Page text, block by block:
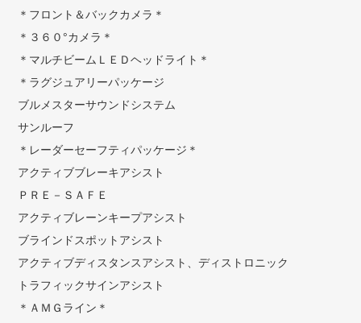
＊フロント＆バックカメラ＊
＊３６０°カメラ＊
＊マルチビームＬＥＤヘッドライト＊
＊ラグジュアリーパッケージ
ブルメスターサウンドシステム
サンルーフ
＊レーダーセーフティパッケージ＊
アクティブブレーキアシスト
ＰＲＥ－ＳＡＦＥ
アクティブレーンキープアシスト
ブラインドスポットアシスト
アクティブディスタンスアシスト、ディストロニック
トラフィックサインアシスト
＊ＡＭＧライン＊